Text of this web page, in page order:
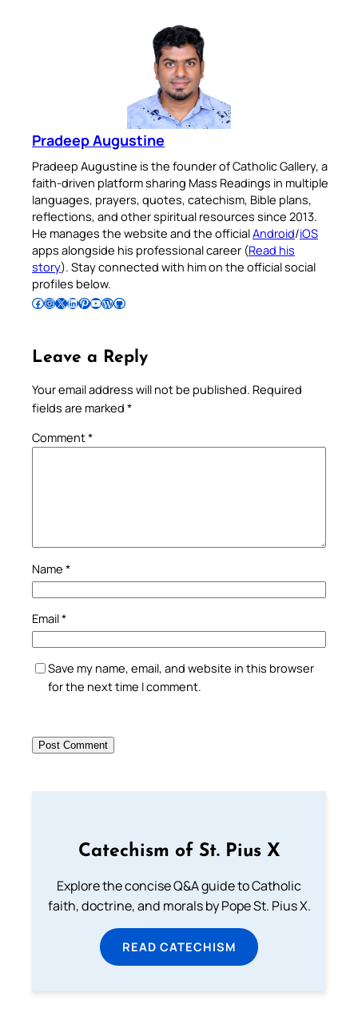
Pradeep Augustine
Pradeep Augustine is the founder of Catholic Gallery, a
faith-driven platform sharing Mass Readings in multiple
languages, prayers, quotes, catechism, Bible plans,
reflections, and other spiritual resources since 2013.
He manages the website and the officialAndroid/iOS
apps alongside his professional career (Read his
story). Stay connected with him on the official social
profiles below.
Follow Pradeep on Facebook Follow Pradeep on InstagramFollow Pradeep on X Follow Pradeep on LinkedIn Follow Pradeep on Pinterest Subscribe to Pradeep’s Youtube Channel Follow Pradeep on WordPress Follow Pradeep on GitHub
Leave a Reply
Your email address will not be published. Required
fields are marked *
Comment*
Name *
Email*
Save my name, email, and website in this browser
for the next time I comment.
Catechism of St. Pius X
Explore the concise Q&A guide to Catholic
faith, doctrine, and morals by Pope St. Pius X.
READ CATECHISM